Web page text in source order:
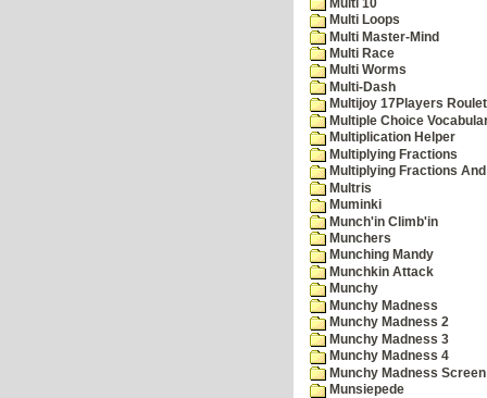
Multi 10
Multi Loops
Multi Master-Mind
Multi Race
Multi Worms
Multi-Dash
Multijoy 17Players
Multiple Choice
Multiplication Helper
Multiplying Fractions
Multiplying Fractions
Multris
Muminki
Munch'in Climb'in
Munchers
Munching Mandy
Munchkin Attack
Munchy
Munchy Madness
Munchy Madness 2
Munchy Madness 3
Munchy Madness 4
Munchy Madness
Munsiepede